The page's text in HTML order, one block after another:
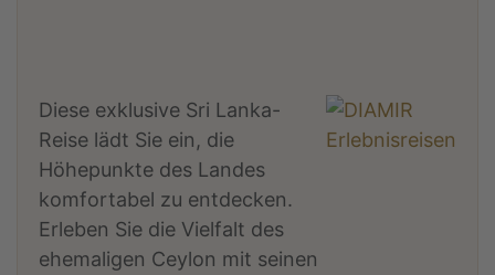
Diese exklusive Sri Lanka-
Reise lädt Sie ein, die
Höhepunkte des Landes
komfortabel zu entdecken.
Erleben Sie die Vielfalt des
ehemaligen Ceylon mit seinen